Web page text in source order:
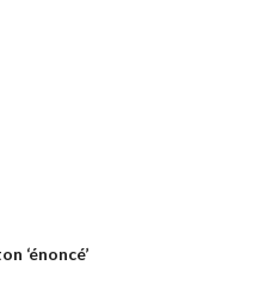
‘énoncé’